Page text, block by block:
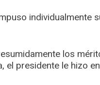
individualmente
los
el presidente le hizo